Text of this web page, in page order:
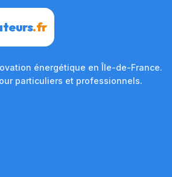
.fr
énergétique en Île-de-France.
particuliers et professionnels.